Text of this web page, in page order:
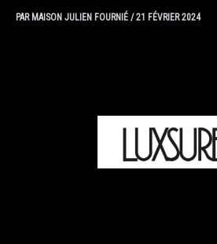
PAR MAISON JULIEN FOURNIÉ /21 FÉVRIER 2024